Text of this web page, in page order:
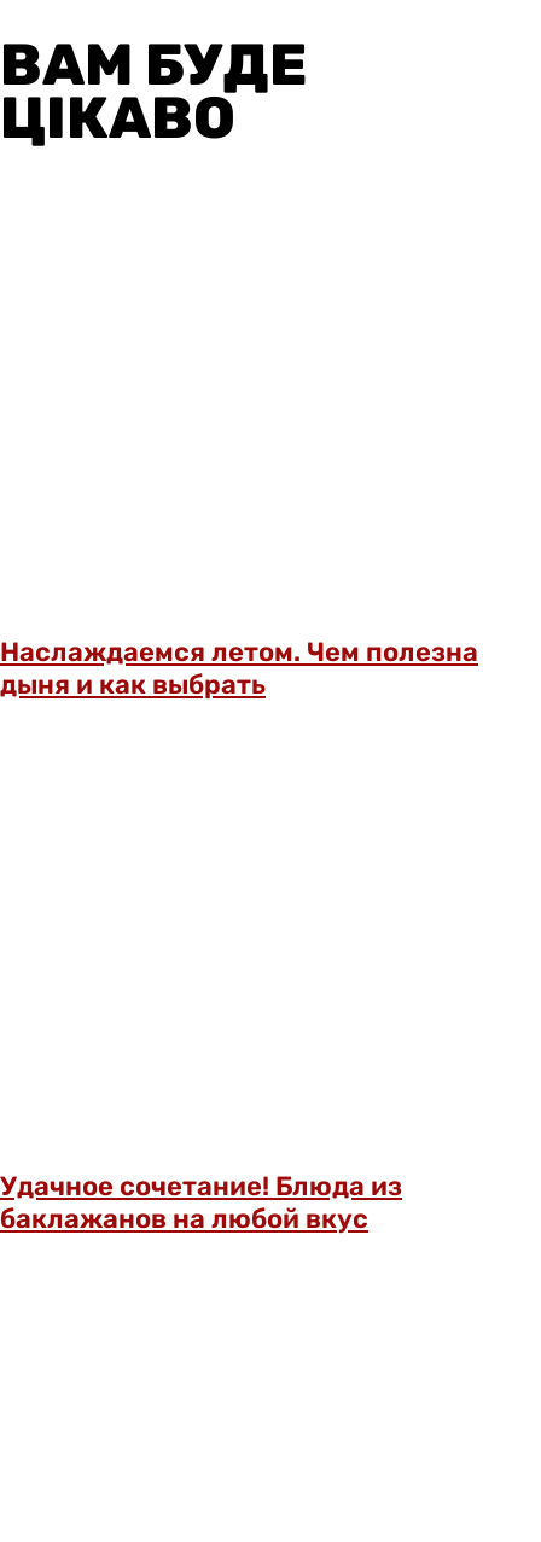
ВАМ БУДЕ
ЦІКАВО
Наслаждаемся летом. Чем полезна
дыня и как выбрать
Удачное сочетание! Блюда из
баклажанов на любой вкус